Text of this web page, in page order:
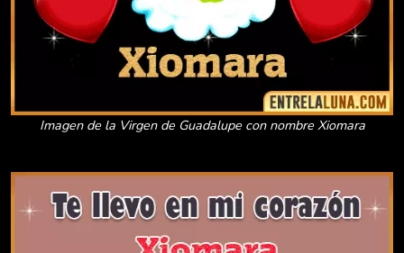
Imagen de la Virgen de Guadalupe con nombre Xiomara